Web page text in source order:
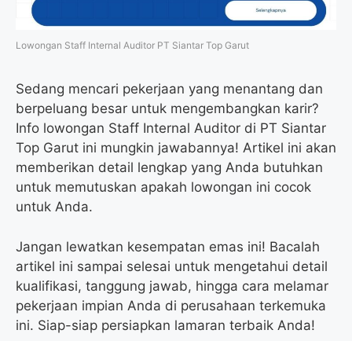
Lowongan Staff Internal Auditor PT Siantar Top Garut
Sedang mencari pekerjaan yang menantang dan
berpeluang besar untuk mengembangkan karir?
Info lowongan Staff Internal Auditor di PT Siantar
Top Garut ini mungkin jawabannya! Artikel ini akan
memberikan detail lengkap yang Anda butuhkan
untuk memutuskan apakah lowongan ini cocok
untuk Anda.
Jangan lewatkan kesempatan emas ini! Bacalah
artikel ini sampai selesai untuk mengetahui detail
kualifikasi, tanggung jawab, hingga cara melamar
pekerjaan impian Anda di perusahaan terkemuka
ini. Siap-siap persiapkan lamaran terbaik Anda!